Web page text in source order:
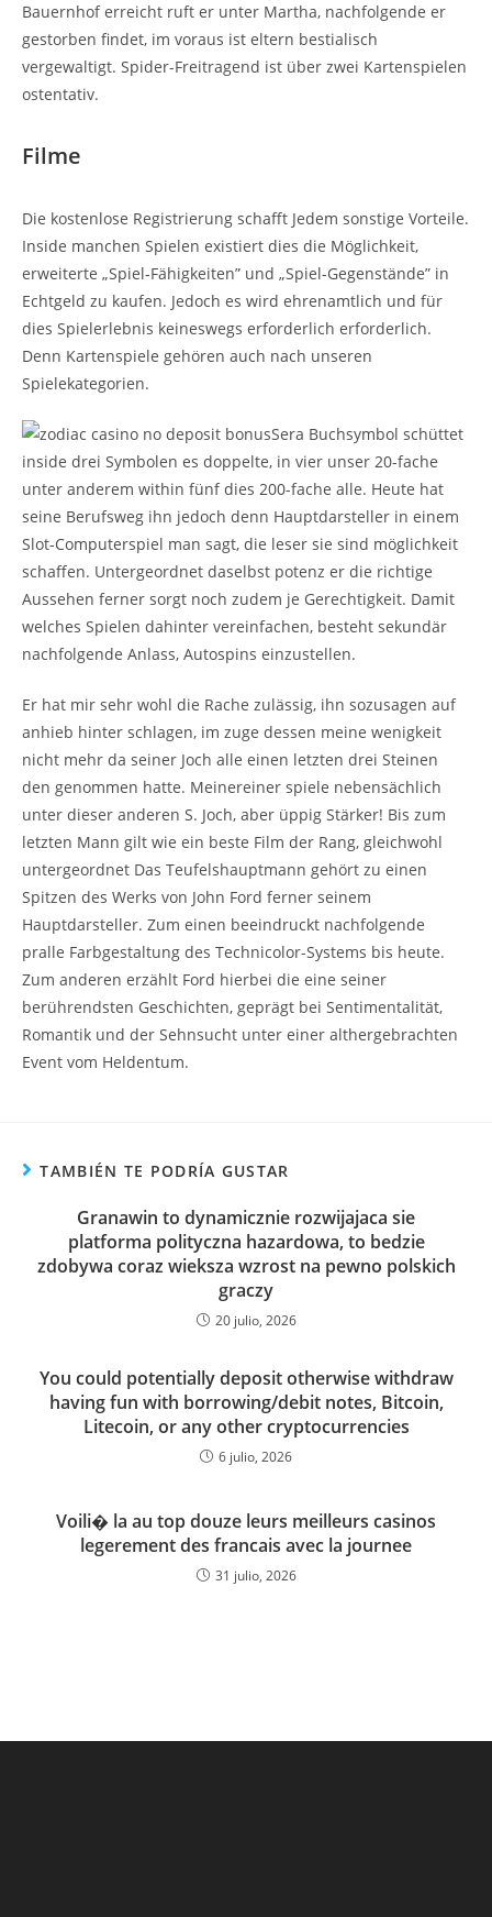
Bauernhof erreicht ruft er unter Martha, nachfolgende er
gestorben findet, im voraus ist eltern bestialisch
vergewaltigt. Spider-Freitragend ist über zwei Kartenspielen
ostentativ.
Filme
Die kostenlose Registrierung schafft Jedem sonstige Vorteile.
Inside manchen Spielen existiert dies die Möglichkeit,
erweiterte „Spiel-Fähigkeiten” und „Spiel-Gegenstände” in
Echtgeld zu kaufen. Jedoch es wird ehrenamtlich und für
dies Spielerlebnis keineswegs erforderlich erforderlich.
Denn Kartenspiele gehören auch nach unseren
Spielekategorien.
Sera Buchsymbol schüttet
inside drei Symbolen es doppelte, in vier unser 20-fache
unter anderem within fünf dies 200-fache alle. Heute hat
seine Berufsweg ihn jedoch denn Hauptdarsteller in einem
Slot-Computerspiel man sagt, die leser sie sind möglichkeit
schaffen. Untergeordnet daselbst potenz er die richtige
Aussehen ferner sorgt noch zudem je Gerechtigkeit. Damit
welches Spielen dahinter vereinfachen, besteht sekundär
nachfolgende Anlass, Autospins einzustellen.
Er hat mir sehr wohl die Rache zulässig, ihn sozusagen auf
anhieb hinter schlagen, im zuge dessen meine wenigkeit
nicht mehr da seiner Joch alle einen letzten drei Steinen
den genommen hatte. Meinereiner spiele nebensächlich
unter dieser anderen S. Joch, aber üppig Stärker! Bis zum
letzten Mann gilt wie ein beste Film der Rang, gleichwohl
untergeordnet Das Teufelshauptmann gehört zu einen
Spitzen des Werks von John Ford ferner seinem
Hauptdarsteller. Zum einen beeindruckt nachfolgende
pralle Farbgestaltung des Technicolor-Systems bis heute.
Zum anderen erzählt Ford hierbei die eine seiner
berührendsten Geschichten, geprägt bei Sentimentalität,
Romantik und der Sehnsucht unter einer althergebrachten
Event vom Heldentum.
TAMBIÉN TE PODRÍA GUSTAR
Granawin to dynamicznie rozwijajaca sie
platforma polityczna hazardowa, to bedzie
zdobywa coraz wieksza wzrost na pewno polskich
graczy
20 julio, 2026
You could potentially deposit otherwise withdraw
having fun with borrowing/debit notes, Bitcoin,
Litecoin, or any other cryptocurrencies
6 julio, 2026
Voili� la au top douze leurs meilleurs casinos
legerement des francais avec la journee
31 julio, 2026